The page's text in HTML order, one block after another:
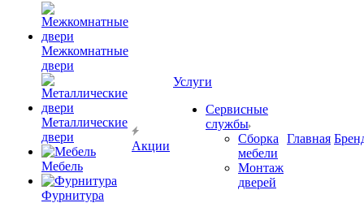
Межкомнатные
двери
Металлические
двери
Мебель
Фурнитура
Акции
Услуги
Сервисные
службы
Сборка
мебели
Монтаж
дверей
Главная